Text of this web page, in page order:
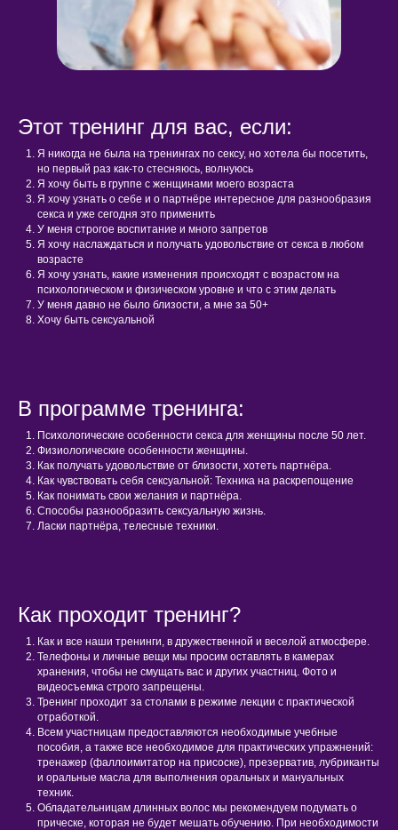
Этот тренинг для вас, если:
Я никогда не была на тренингах по сексу, но хотела бы посетить,
но первый раз как-то стесняюсь, волнуюсь
Я хочу быть в группе с женщинами моего возраста
Я хочу узнать о себе и о партнёре интересное для разнообразия
секса и уже сегодня это применить
У меня строгое воспитание и много запретов
Я хочу наслаждаться и получать удовольствие от секса в любом
возрасте
Я хочу узнать, какие изменения происходят с возрастом на
психологическом и физическом уровне и что с этим делать
У меня давно не было близости, а мне за 50+
Хочу быть сексуальной
В программе тренинга:
Психологические особенности секса для женщины после 50 лет.
Физиологические особенности женщины.
Как получать удовольствие от близости, хотеть партнёра.
Как чувствовать себя сексуальной: Техника на раскрепощение
Как понимать свои желания и партнёра.
Способы разнообразить сексуальную жизнь.
Ласки партнёра, телесные техники.
Как проходит тренинг?
Как и все наши тренинги, в дружественной и веселой атмосфере.
Телефоны и личные вещи мы просим оставлять в камерах
хранения, чтобы не смущать вас и других участниц. Фото и
видеосъемка строго запрещены.
Тренинг проходит за столами в режиме лекции с практической
отработкой.
Всем участницам предоставляются необходимые учебные
пособия, а также все необходимое для практических упражнений:
тренажер (фаллоимитатор на присоске), презерватив, лубриканты
и оральные масла для выполнения оральных и мануальных
техник.
Обладательницам длинных волос мы рекомендуем подумать о
прическе, которая не будет мешать обучению. При необходимости